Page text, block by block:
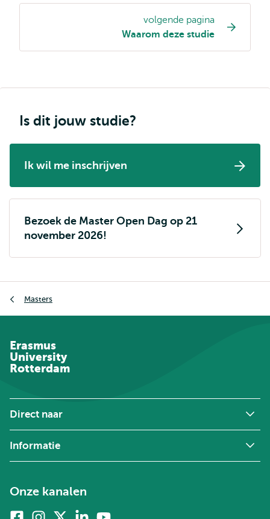
volgende pagina
Waarom deze studie
Is dit jouw studie?
Ik wil me inschrijven
Bezoek de Master Open Dag op 21
november 2026!
Masters
Erasmus
University
Rotterdam
Direct naar
Informatie
Onze kanalen